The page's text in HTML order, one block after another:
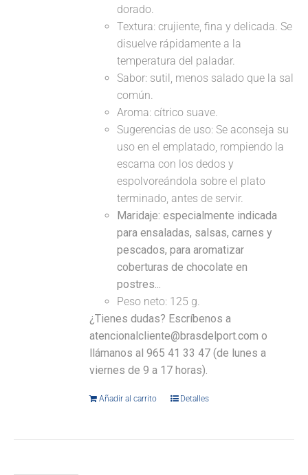
dorado.
Textura: crujiente, fina y delicada. Se
disuelve rápidamente a la
temperatura del paladar.
Sabor: sutil, menos salado que la sal
común.
Aroma: cítrico suave.
Sugerencias de uso: Se aconseja su
uso en el emplatado, rompiendo la
escama con los dedos y
espolvoreándola sobre el plato
terminado, antes de servir.
Maridaje: especialmente indicada
para ensaladas, salsas, carnes y
pescados, para aromatizar
coberturas de chocolate en
postres...
Peso neto: 125 g.
¿Tienes dudas? Escríbenos a
atencionalcliente@brasdelport.com o
llámanos al 965 41 33 47 (de lunes a
viernes de 9 a 17 horas).
Añadir al carrito Detalles